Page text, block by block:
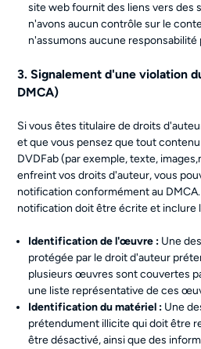
site web fournit des liens vers des
n'avons aucun contrôle sur le
n'assumons aucune responsabilité
3. Signalement d'une violation
DMCA)
Si vous êtes titulaire de droits
et que vous pensez que tout
DVDFab (par exemple, texte,
enfreint vos droits d'auteur, vous
notification conformément au
notification doit être écrite et inclure
Identification de l'œuvre : Une
protégée par le droit d'auteur
plusieurs œuvres sont couvertes
une liste représentative de ces
Identification du matériel : Une
prétendument illicite qui doit être
être désactivé, ainsi que des